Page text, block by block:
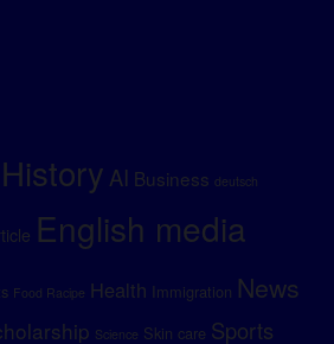
AI Business deutsch
English media
Food Racipe Health Immigration News
Science Skin care Sports